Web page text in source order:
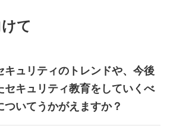
て
キュリティのトレンドや、今後
セキュリティ教育をしていくべ
ついてうかがえますか？